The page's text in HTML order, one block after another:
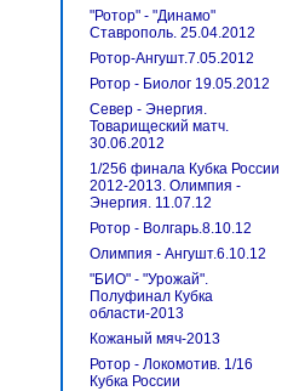
"Ротор" - "Динамо"
Ставрополь. 25.04.2012
Ротор-Ангушт.7.05.2012
Ротор - Биолог 19.05.2012
Север - Энергия.
Товарищеский матч.
30.06.2012
1/256 финала Кубка России
2012-2013. Олимпия -
Энергия. 11.07.12
Ротор - Волгарь.8.10.12
Олимпия - Ангушт.6.10.12
"БИО" - "Урожай".
Полуфинал Кубка
области-2013
Кожаный мяч-2013
Ротор - Локомотив. 1/16
Кубка России